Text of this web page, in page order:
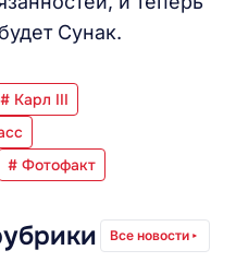
Сунак.
# Карл III
# Фотофакт
Все новости